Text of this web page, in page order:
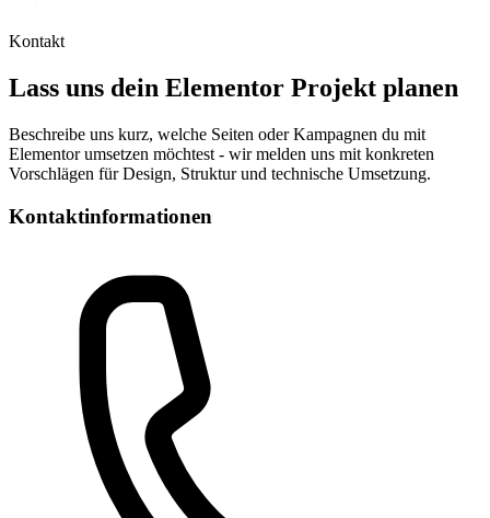
Kontakt
Lass uns dein Elementor Projekt planen
Beschreibe uns kurz, welche Seiten oder Kampagnen du mit
Elementor umsetzen möchtest - wir melden uns mit konkreten
Vorschlägen für Design, Struktur und technische Umsetzung.
Kontaktinformationen